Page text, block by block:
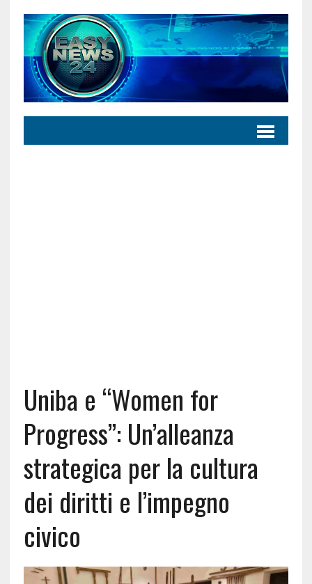
Uniba e “Women for
Progress”: Un’alleanza
strategica per la cultura
dei diritti e l’impegno
civico